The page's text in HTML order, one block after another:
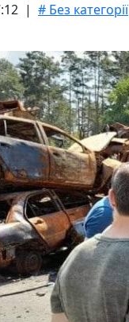
| # Без категорії